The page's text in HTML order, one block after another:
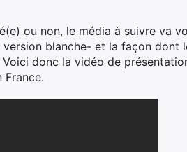
ou non, le média à suivre va
blanche- et la façon dont
donc la vidéo de
France.